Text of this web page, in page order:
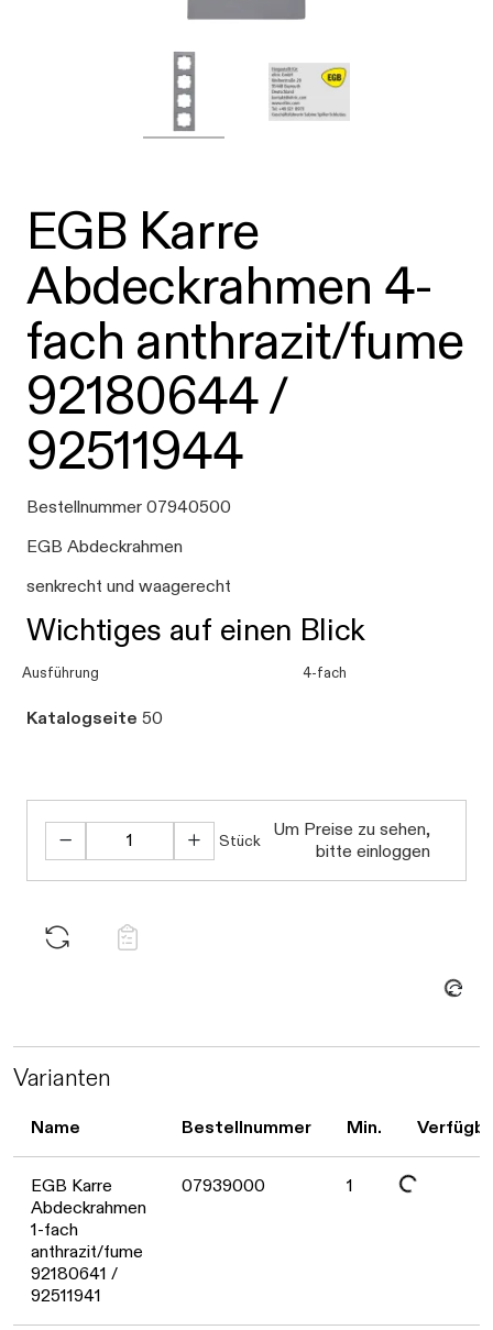
EGB Karre
Abdeckrahmen 4-
fach anthrazit/fume
92180644 /
92511944
Bestellnummer 07940500
EGB Abdeckrahmen
senkrecht und waagerecht
Wichtiges auf einen Blick
Ausführung 4-fach
Katalogseite 50
Stück
Um Preise zu sehen,
bitte einloggen
Daten werden geladen. Bitte warten...
Varianten
Name Bestellnummer Min.
EGB Karre
Abdeckrahmen
1-fach
anthrazit/fume
92180641 /
92511941
07939000 1